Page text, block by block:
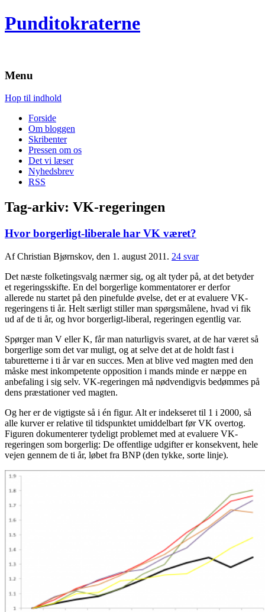
Punditokraterne
Menu
Hop til indhold
Forside
Om bloggen
Skribenter
Pressen om os
Det vi læser
Nyhedsbrev
RSS
Tag-arkiv: VK-regeringen
Hvor borgerligt-liberale har VK været?
Af Christian Bjørnskov, den 1. august 2011. 24 svar
Det næste folketingsvalg nærmer sig, og alt tyder på, at det betyder
et regeringsskifte. En del borgerlige kommentatorer er derfor
allerede nu startet på den pinefulde øvelse, det er at evaluere VK-
regeringens ti år. Helt særligt stiller man spørgsmålene, hvad vi fik
ud af de ti år, og hvor borgerligt-liberal, regeringen egentlig var.
Spørger man V eller K, får man naturligvis svaret, at de har været så
borgerlige som det var muligt, og at selve det at de holdt fast i
taburetterne i ti år var en succes. Men at blive ved magten med den
måske mest inkompetente opposition i mands minde er næppe en
anbefaling i sig selv. VK-regeringen må nødvendigvis bedømmes på
dens præstationer ved magten.
Og her er de vigtigste så i én figur. Alt er indekseret til 1 i 2000, så
alle kurver er relative til tidspunktet umiddelbart før VK overtog.
Figuren dokumenterer tydeligt problemet med at evaluere VK-
regeringen som borgerlig: De offentlige udgifter er konsekvent, hele
vejen gennem de ti år, løbet fra BNP (den tykke, sorte linje).